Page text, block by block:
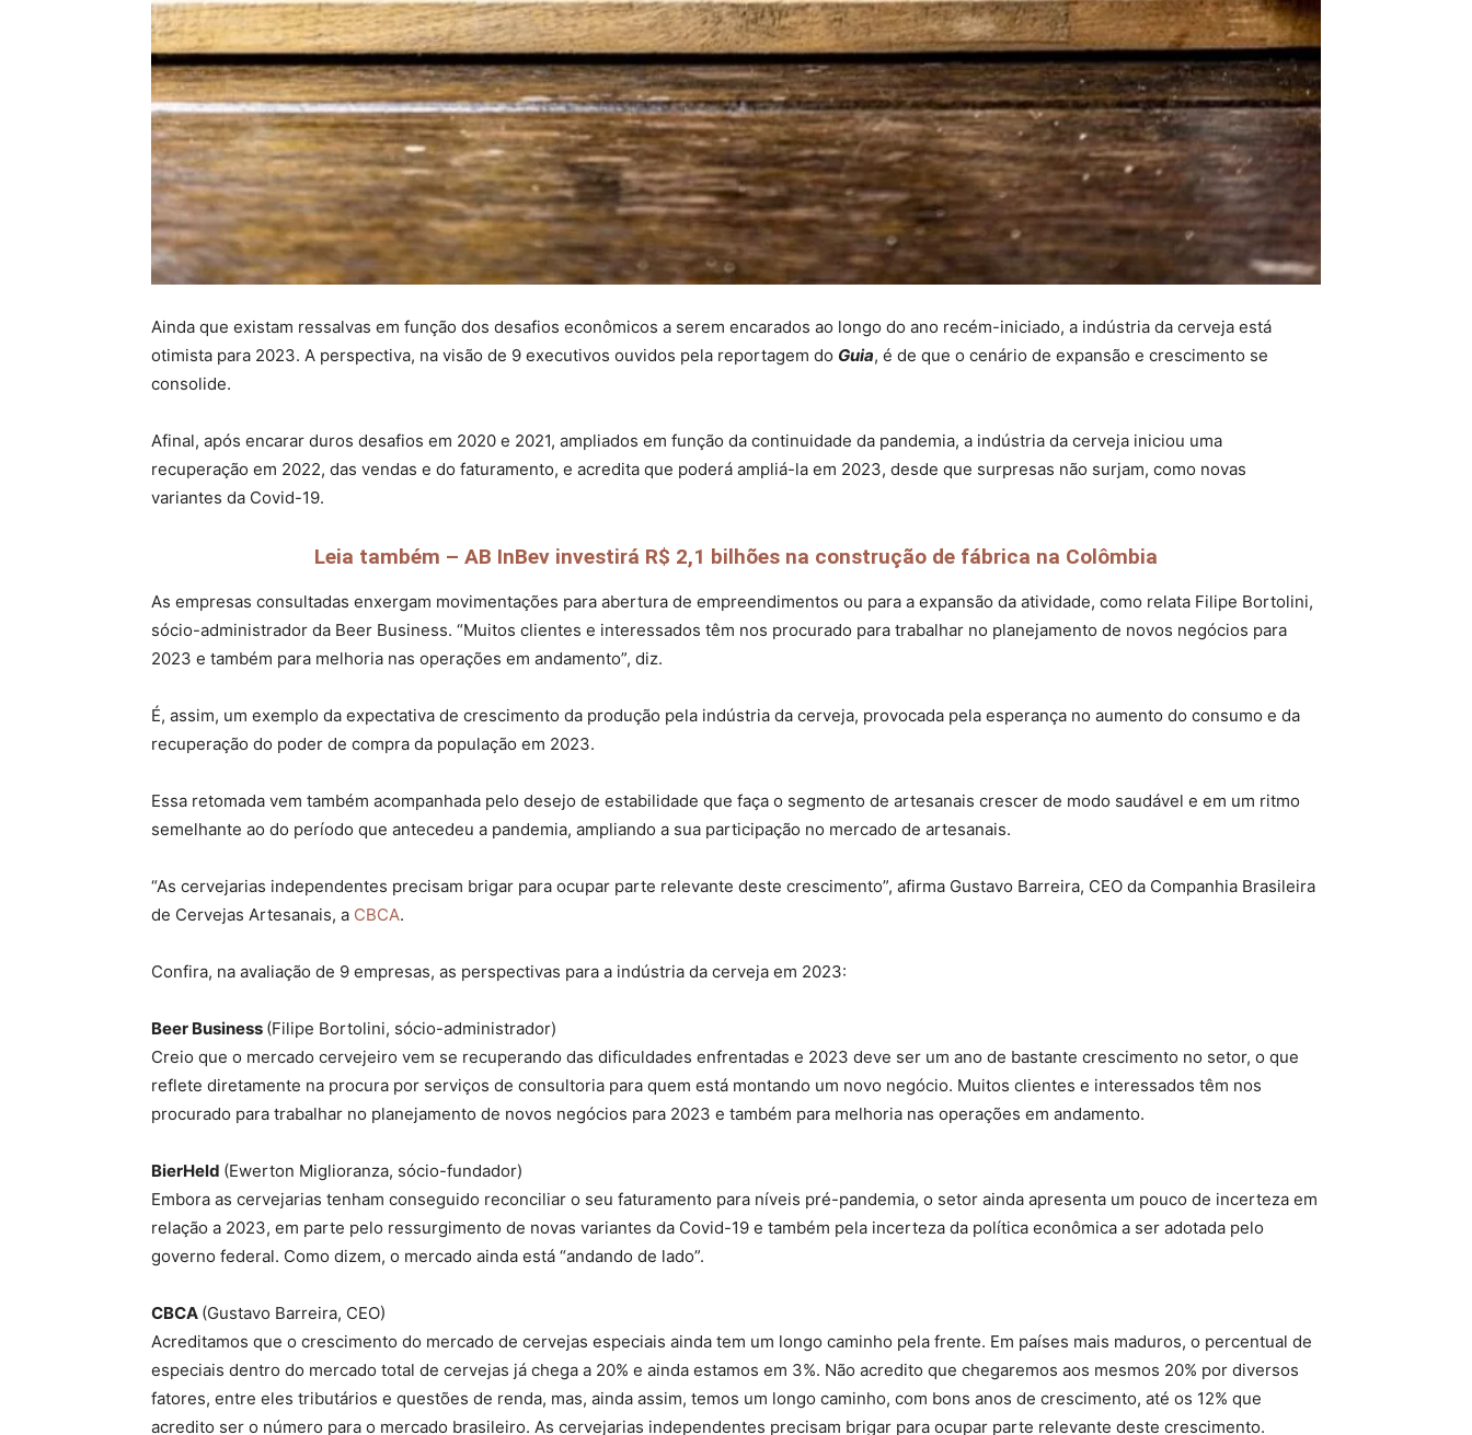
Ainda que existam ressalvas em função dos desafios econômicos a serem encarados ao longo do ano recém-iniciado, a indústria da cerveja está
otimista para 2023. A perspectiva, na visão de 9 executivos ouvidos pela reportagem do Guia, é de que o cenário de expansão e crescimento se
consolide.
Afinal, após encarar duros desafios em 2020 e 2021, ampliados em função da continuidade da pandemia, a indústria da cerveja iniciou uma
recuperação em 2022, das vendas e do faturamento, e acredita que poderá ampliá-la em 2023, desde que surpresas não surjam, como novas
variantes da Covid-19.
Leia também – AB InBev investirá R$ 2,1 bilhões na construção de fábrica na Colômbia
As empresas consultadas enxergam movimentações para abertura de empreendimentos ou para a expansão da atividade, como relata Filipe Bortolini,
sócio-administrador da Beer Business. “Muitos clientes e interessados têm nos procurado para trabalhar no planejamento de novos negócios para
2023 e também para melhoria nas operações em andamento”, diz.
É, assim, um exemplo da expectativa de crescimento da produção pela indústria da cerveja, provocada pela esperança no aumento do consumo e da
recuperação do poder de compra da população em 2023.
Essa retomada vem também acompanhada pelo desejo de estabilidade que faça o segmento de artesanais crescer de modo saudável e em um ritmo
semelhante ao do período que antecedeu a pandemia, ampliando a sua participação no mercado de artesanais.
“As cervejarias independentes precisam brigar para ocupar parte relevante deste crescimento”, afirma Gustavo Barreira, CEO da Companhia Brasileira
de Cervejas Artesanais, a CBCA.
Confira, na avaliação de 9 empresas, as perspectivas para a indústria da cerveja em 2023:
Beer Business (Filipe Bortolini, sócio-administrador)
Creio que o mercado cervejeiro vem se recuperando das dificuldades enfrentadas e 2023 deve ser um ano de bastante crescimento no setor, o que
reflete diretamente na procura por serviços de consultoria para quem está montando um novo negócio. Muitos clientes e interessados têm nos
procurado para trabalhar no planejamento de novos negócios para 2023 e também para melhoria nas operações em andamento.
BierHeld (Ewerton Miglioranza, sócio-fundador)
Embora as cervejarias tenham conseguido reconciliar o seu faturamento para níveis pré-pandemia, o setor ainda apresenta um pouco de incerteza em
relação a 2023, em parte pelo ressurgimento de novas variantes da Covid-19 e também pela incerteza da política econômica a ser adotada pelo
governo federal. Como dizem, o mercado ainda está “andando de lado”.
CBCA (Gustavo Barreira, CEO)
Acreditamos que o crescimento do mercado de cervejas especiais ainda tem um longo caminho pela frente. Em países mais maduros, o percentual de
especiais dentro do mercado total de cervejas já chega a 20% e ainda estamos em 3%. Não acredito que chegaremos aos mesmos 20% por diversos
fatores, entre eles tributários e questões de renda, mas, ainda assim, temos um longo caminho, com bons anos de crescimento, até os 12% que
acredito ser o número para o mercado brasileiro. As cervejarias independentes precisam brigar para ocupar parte relevante deste crescimento.